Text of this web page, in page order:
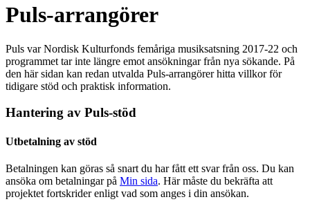
Puls-arrangörer
Puls var Nordisk Kulturfonds femåriga musiksatsning 2017-22 och
programmet tar inte längre emot ansökningar från nya sökande. På
den här sidan kan redan utvalda Puls-arrangörer hitta villkor för
tidigare stöd och praktisk information.
Hantering av Puls-stöd
Utbetalning av stöd
Betalningen kan göras så snart du har fått ett svar från oss. Du kan
ansöka om betalningar på Min sida. Här måste du bekräfta att
projektet fortskrider enligt vad som anges i din ansökan.